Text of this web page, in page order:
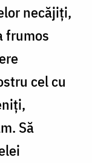
necăjiți,
frumos
cel cu
Să